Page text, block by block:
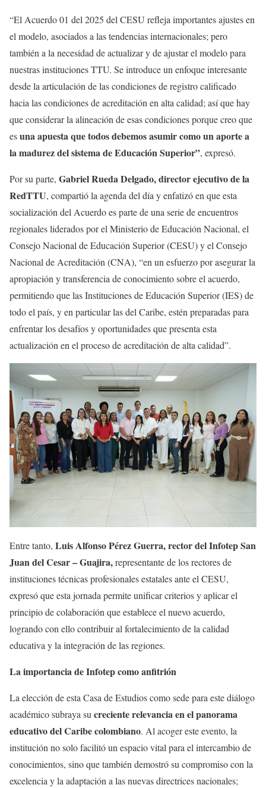
“El Acuerdo 01 del 2025 del CESU refleja importantes ajustes en
el modelo, asociados a las tendencias internacionales; pero
también a la necesidad de actualizar y de ajustar el modelo para
nuestras instituciones TTU. Se introduce un enfoque interesante
desde la articulación de las condiciones de registro calificado
hacia las condiciones de acreditación en alta calidad; así que hay
que considerar la alineación de esas condiciones porque creo que
esuna apuesta que todos debemos asumir como un aporte a
la madurez del sistema de Educación Superior”, expresó.
Por su parte, Gabriel Rueda Delgado, director ejecutivo de la
RedTTU, compartió la agenda del día y enfatizó en que esta
socialización del Acuerdo es parte de una serie de encuentros
regionales liderados por el Ministerio de Educación Nacional, el
Consejo Nacional de Educación Superior (CESU) y el Consejo
Nacional de Acreditación (CNA), “en un esfuerzo por asegurar la
apropiación y transferencia de conocimiento sobre el acuerdo,
permitiendo que las Instituciones de Educación Superior (IES) de
todo el país, y en particular las del Caribe, estén preparadas para
enfrentar los desafíos y oportunidades que presenta esta
actualización en el proceso de acreditación de alta calidad”.
Entre tanto, Luis Alfonso Pérez Guerra, rector del Infotep San
Juan del Cesar – Guajira,representante de los rectores de
instituciones técnicas profesionales estatales ante el CESU,
expresó que esta jornada permite unificar criterios y aplicar el
principio de colaboración que establece el nuevo acuerdo,
logrando con ello contribuir al fortalecimiento de la calidad
educativa y la integración de las regiones.
La importancia de Infotep como anfitrión
La elección de esta Casa de Estudios como sede para este diálogo
académico subraya su creciente relevancia en el panorama
educativo del Caribe colombiano. Al acoger este evento, la
institución no solo facilitó un espacio vital para el intercambio de
conocimientos, sino que también demostró su compromiso con la
excelencia y la adaptación a las nuevas directrices nacionales;